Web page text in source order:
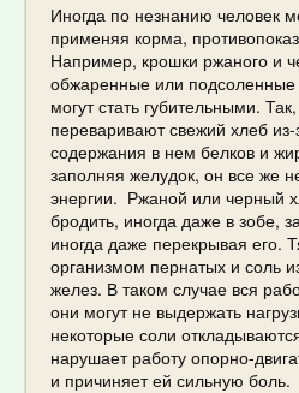
Иногда по незнанию человек
применяя корма,
Например, крошки ржаного и
обжаренные или
могут стать губительными.
переваривают свежий хлеб из-
содержания в нем белков и
заполняя желудок, он все же
энергии. Ржаной или черный
бродить, иногда даже в зобе,
иногда даже перекрывая его.
организмом пернатых и соль
желез. В таком случае вся
они могут не выдержать
некоторые соли
нарушает работу опорно-
и причиняет ей сильную боль.